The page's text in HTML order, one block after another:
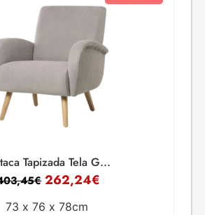
Tapizada Tela G...
€ 262,24€
73 x 76 x 78cm